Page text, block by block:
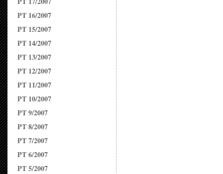
PT 16/2007
PT 15/2007
PT 14/2007
PT 13/2007
PT 12/2007
PT 11/2007
PT 10/2007
PT 9/2007
PT 8/2007
PT 7/2007
PT 6/2007
PT 5/2007